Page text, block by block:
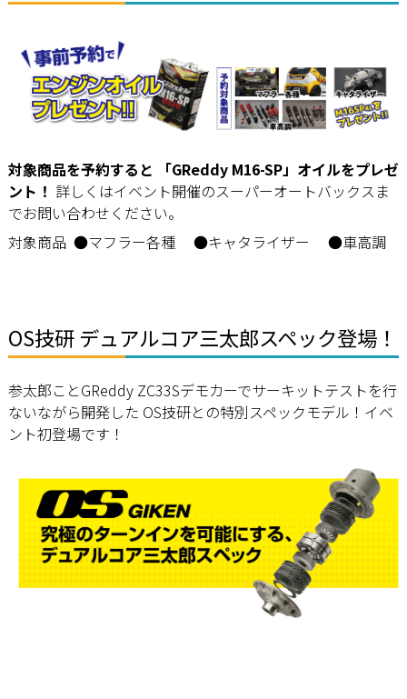
対象商品を予約すると 「GReddy M16-SP」オイルをプレゼ
ント！ 詳しくはイベント開催のスーパーオートバックスま
でお問い合わせください。
対象商品 ●マフラー各種 ●キャタライザー ●車高調
OS技研 デュアルコア三太郎スペック登場！
参太郎ことGReddy ZC33Sデモカーでサーキットテストを行
ないながら開発した OS技研との特別スペックモデル！イベ
ント初登場です！